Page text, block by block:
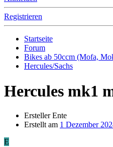
Registrieren
Startseite
Forum
Bikes ab 50ccm (Mofa,
Hercules/Sachs
Hercules mk1
ErstellerEnte
Erstellt am 1 Dezember
E